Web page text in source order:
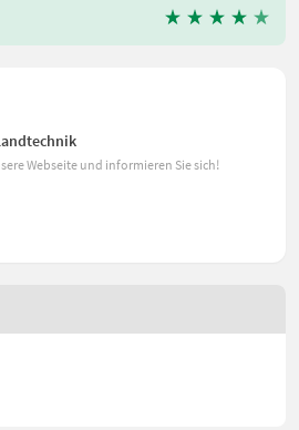
Webseite und informieren Sie sich!